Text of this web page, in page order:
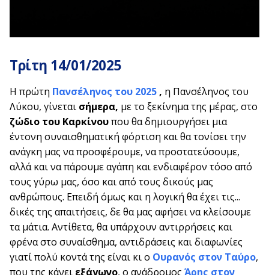
Τρίτη 14/01/2025
Η πρώτη Πανσέληνος του 2025 , η Πανσέληνος του
Λύκου, γίνεται σήμερα, με το ξεκίνημα της μέρας, στο
ζώδιο του Καρκίνουπου θα δημιουργήσει μια
έντονη συναισθηματική φόρτιση και θα τονίσει την
ανάγκη μας να προσφέρουμε, να προστατεύσουμε,
αλλά και να πάρουμε αγάπη και ενδιαφέρον τόσο από
τους γύρω μας, όσο και από τους δικούς μας
ανθρώπους. Επειδή όμως και η λογική θα έχει τις...
δικές της απαιτήσεις, δε θα μας αφήσει να κλείσουμε
τα μάτια. Αντίθετα, θα υπάρχουν αντιρρήσεις και
φρένα στο συναίσθημα, αντιδράσεις και διαφωνίες
γιατί πολύ κοντά της είναι κι ο Ουρανός στον Ταύρο,
που της κάνει εξάγωνο, ο ανάδρομος Άρης στον